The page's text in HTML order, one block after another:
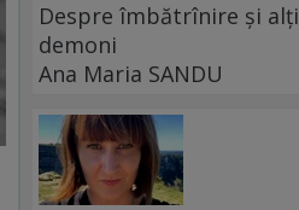
Despre îmbătrînire și alți
demoni
Ana Maria SANDU